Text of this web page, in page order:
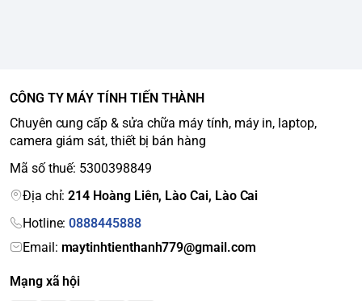
CÔNG TY MÁY TÍNH TIẾN THÀNH
Chuyên cung cấp & sửa chữa máy tính, máy in, laptop,
camera giám sát, thiết bị bán hàng
Mã số thuế: 5300398849
Địa chỉ:214 Hoàng Liên, Lào Cai, Lào Cai
Hotline:0888445888
Email: maytinhtienthanh779@gmail.com
Mạng xã hội